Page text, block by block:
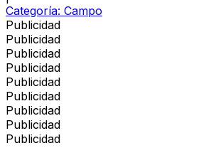
Categoría: Campo
Publicidad
Publicidad
Publicidad
Publicidad
Publicidad
Publicidad
Publicidad
Publicidad
Publicidad